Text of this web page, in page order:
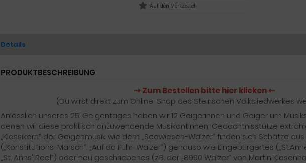
Details
PRODUKTBESCHREIBUNG
⇢ Zum Bestellen bitte hier klicken⇠
(Du wirst direkt zum Online-Shop des Steirischen Volksliedwerkes
Anlässlich unseres 25. Geigentages haben wir 12 Geigerinnen und Geiger um
denen wir diese praktisch anzuwendende MusikantInnen-Gedächtnisstütze
„Klassikern“ der Geigenmusik wie dem „Seewiesen-Walzer“ finden sich Schätze
(„Konstitutions-Marsch“, „Auf da Fuhr-Walzer“) genauso wie Eingebürgertes
„St. Anns' Reel“) oder neu geschriebenes (z.B. der „8990 Walzer“ von Martin